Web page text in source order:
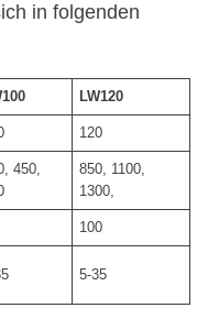
in folgenden
LW120
120
450,
850, 1100,
1300,
100
5-35